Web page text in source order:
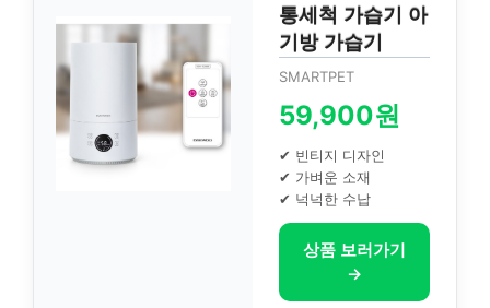
통세척 가습기 아
기방 가습기
SMARTPET
59,900원
✔ 빈티지 디자인
✔ 가벼운 소재
✔ 넉넉한 수납
상품 보러가기
→